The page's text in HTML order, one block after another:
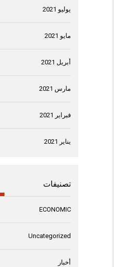
يوليو 2021
مايو 2021
أبريل 2021
مارس 2021
فبراير 2021
يناير 2021
تصنيفات
ECONOMIC
Uncategorized
أخبار